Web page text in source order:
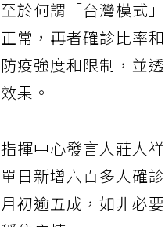
至於何謂「台灣模式
正常，再者確診比率
防疫強度和限制，並
效果。
指揮中心發言人莊人
單日新增六百多人確
月初逾五成，如非必